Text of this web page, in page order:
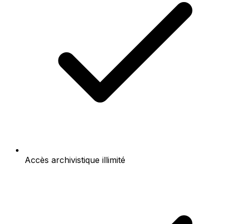
Accès archivistique illimité